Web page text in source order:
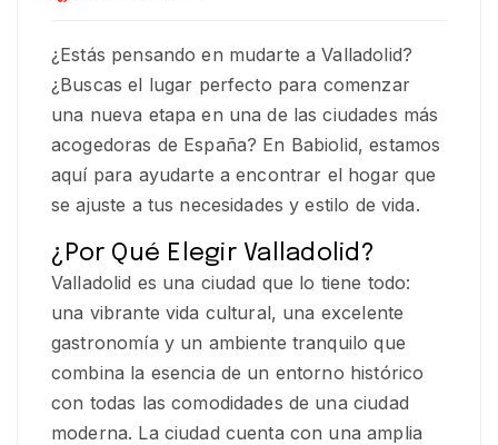
¿Estás pensando en mudarte a Valladolid?
¿Buscas el lugar perfecto para comenzar
una nueva etapa en una de las ciudades más
acogedoras de España? En Babiolid, estamos
aquí para ayudarte a encontrar el hogar que
se ajuste a tus necesidades y estilo de vida.
¿Por Qué Elegir Valladolid?
Valladolid es una ciudad que lo tiene todo:
una vibrante vida cultural, una excelente
gastronomía y un ambiente tranquilo que
combina la esencia de un entorno histórico
con todas las comodidades de una ciudad
moderna. La ciudad cuenta con una amplia